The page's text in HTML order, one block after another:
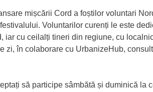
mișcării Cord a foștilor voluntari
Voluntarilor curenți le este
iar cu ceilalți tineri din regiune, cu
zi, în colaborare cu UrbanizeHub,
să participe sâmbătă și duminică la